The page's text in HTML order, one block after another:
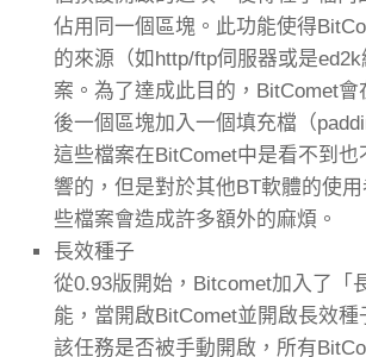
佔用同一個區塊。此功能使得
的來源（如http/ftp伺服器或是
案。為了達成此目的，BitComet會
後一個區塊加入一個填充檔（
這些檔案在BitComet中是看不到也
響的，但是對於其他BT軟體的使
些檔案會造成許多額外的麻煩。
長效種子
從0.93版開始，Bitcomet加入了「
能，當開啟BitComet並開啟長效種
該任務是否被手動開啟，所有